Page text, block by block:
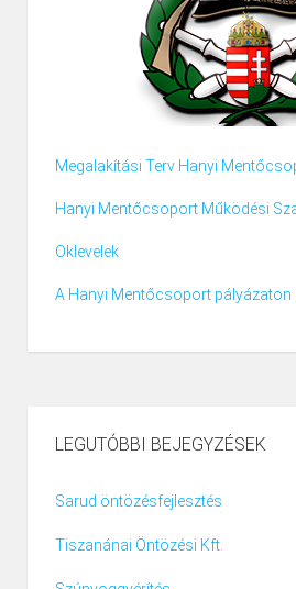
Megalakítási Terv Hanyi
Hanyi Mentőcsoport Működési
Oklevelek
A Hanyi Mentőcsoport pályázaton
LEGUTÓBBI BEJEGYZÉSEK
Sarud öntözésfejlesztés
Tiszanánai Öntözési Kft.